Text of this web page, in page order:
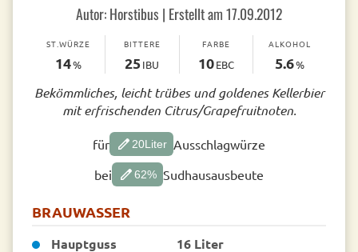
Autor: Horstibus | Erstellt am 17.09.2012
ST.WÜRZE
14%
BITTERE
25 IBU
FARBE
10EBC
ALKOHOL
5.6%
Bekömmliches, leicht trübes und goldenes Kellerbier
mit erfrischenden Citrus/Grapefruitnoten.
für edit 20Liter Ausschlagwürze
bei edit62% Sudhausausbeute
BRAUWASSER
Hauptguss
16 Liter